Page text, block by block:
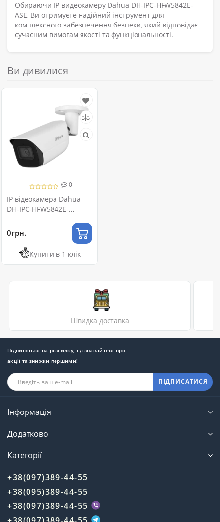
Обираючи IP видеокамеру Dahua DH-IPC-HFW5842E-
ASE, Ви отримуєте надійний інструмент для
комплексного забезпечення безпеки, який відповідає
сучасним вимогам якості та функціональності.
Ви дивилися
0
IP відеокамера Dahua
DH-IPC-HFW5842E-
мікрофоном
0грн.
Купити в 1 клік
Швидка доставка
Підпишіться на розсилку, і дізнавайтеся про
акції та знижки першими!
ПІДПИСАТИСЯ
Інформація
Додатково
Категорії
+38(097)389-44-55
+38(095)389-44-55
+38(097)389-44-55